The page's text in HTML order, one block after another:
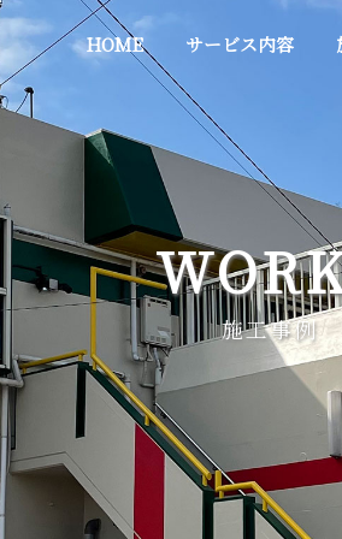
HOME サービス内容
施工事例